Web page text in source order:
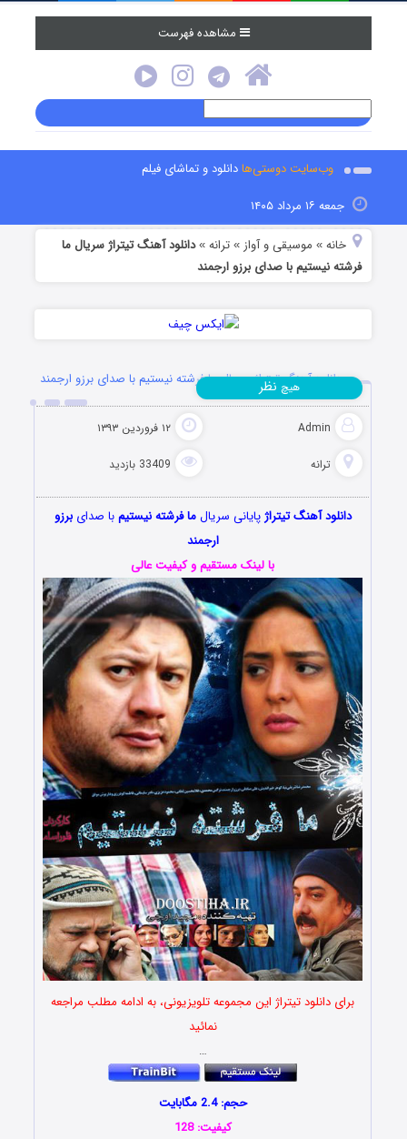
مشاهده فهرست
وب‌سایت دوستی‌هادانلود و تماشای فیلم
جمعه ۱۶ مرداد ۱۴۰۵
خانه » موسیقی و آواز »ترانه »دانلود آهنگ تیتراژ سریال ما
فرشته نیستیم با صدای برزو ارجمند
دانلود آهنگ تیتراژ سریال ما فرشته نیستیم با صدای برزو ارجمند
Admin ۱۲ فروردین ۱۳۹۳
ترانه 33409 بازدید
هیچ نظر
دانلود آهنگ تیتراژپایانی سریالما فرشته نیستیمبا صدایبرزو
ارجمند
با لینک مستقیم و کیفیت عالی
برای دانلود تیتراژ این مجموعه تلویزیونی، به ادامه مطلب مراجعه
نمائید
…
حجم: 2.4 مگابایت
کیفیت: 128